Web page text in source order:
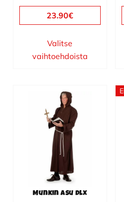
23.90€
Valitse
vaihtoehdoista
sivulla.
Munkin asu dlx
tuotteella
muunnelma.